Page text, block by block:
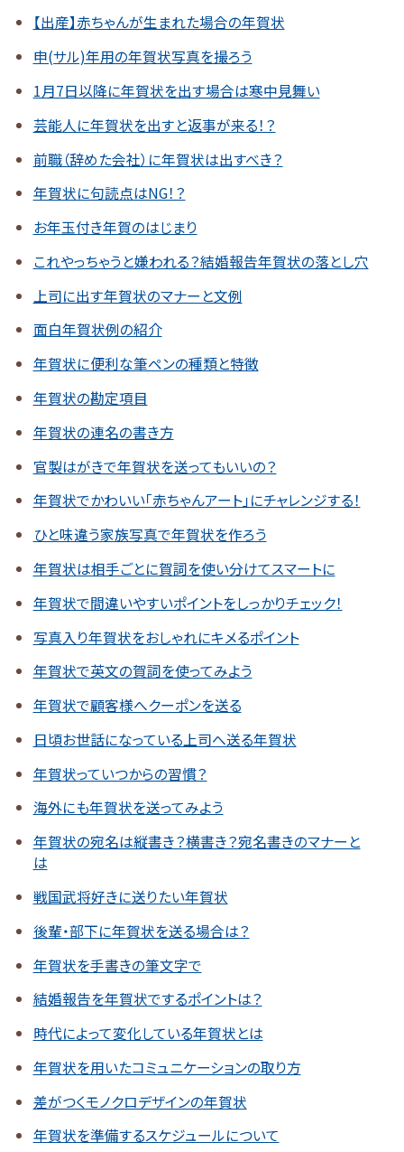
【出産】赤ちゃんが生まれた場合の年賀状
申(サル)年用の年賀状写真を撮ろう
1月7日以降に年賀状を出す場合は寒中見舞い
芸能人に年賀状を出すと返事が来る！？
前職（辞めた会社）に年賀状は出すべき？
年賀状に句読点はNG！？
お年玉付き年賀のはじまり
これやっちゃうと嫌われる？結婚報告年賀状の落とし穴
上司に出す年賀状のマナーと文例
面白年賀状例の紹介
年賀状に便利な筆ペンの種類と特徴
年賀状の勘定項目
年賀状の連名の書き方
官製はがきで年賀状を送ってもいいの？
年賀状でかわいい「赤ちゃんアート」にチャレンジする！
ひと味違う家族写真で年賀状を作ろう
年賀状は相手ごとに賀詞を使い分けてスマートに
年賀状で間違いやすいポイントをしっかりチェック！
写真入り年賀状をおしゃれにキメるポイント
年賀状で英文の賀詞を使ってみよう
年賀状で顧客様へクーポンを送る
日頃お世話になっている上司へ送る年賀状
年賀状っていつからの習慣？
海外にも年賀状を送ってみよう
年賀状の宛名は縦書き？横書き？宛名書きのマナーと
は
戦国武将好きに送りたい年賀状
後輩・部下に年賀状を送る場合は？
年賀状を手書きの筆文字で
結婚報告を年賀状でするポイントは？
時代によって変化している年賀状とは
年賀状を用いたコミュニケーションの取り方
差がつくモノクロデザインの年賀状
年賀状を準備するスケジュールについて